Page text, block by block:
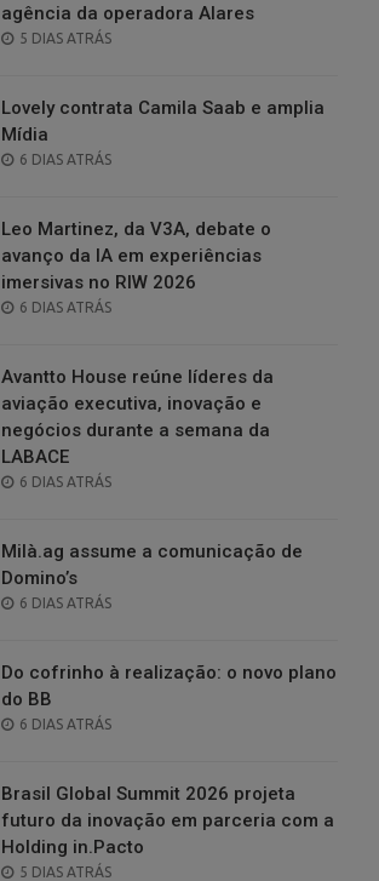
agência da operadora Alares
POSTED
5 DIAS ATRÁS
Lovely contrata Camila Saab e amplia
Mídia
POSTED
6 DIAS ATRÁS
Leo Martinez, da V3A, debate o
avanço da IA em experiências
imersivas no RIW 2026
POSTED
6 DIAS ATRÁS
Avantto House reúne líderes da
aviação executiva, inovação e
negócios durante a semana da
LABACE
POSTED
6 DIAS ATRÁS
Milà.ag assume a comunicação de
Domino’s
POSTED
6 DIAS ATRÁS
Do cofrinho à realização: o novo plano
do BB
POSTED
6 DIAS ATRÁS
Brasil Global Summit 2026 projeta
futuro da inovação em parceria com a
Holding in.Pacto
POSTED
5 DIAS ATRÁS